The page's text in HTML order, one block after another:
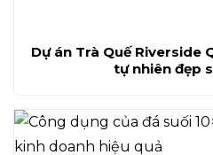
Dự án Trà Quế Riverside
tự nhiên đẹp